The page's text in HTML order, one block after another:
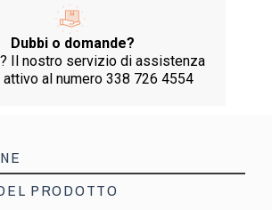
Dubbi o domande?
Il nostro servizio di assistenza
al numero 338 726 4554
PRODOTTO